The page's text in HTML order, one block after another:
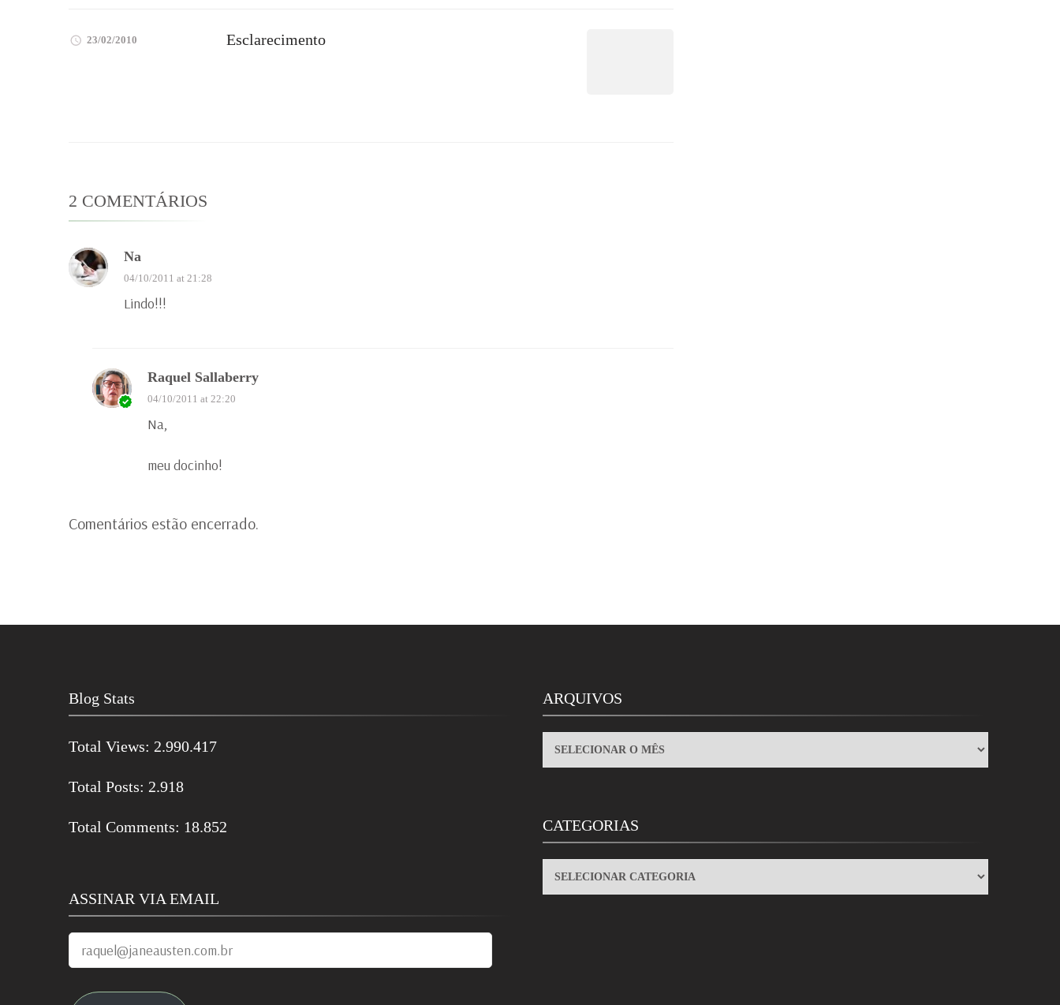
23/02/2010 Esclarecimento
2 COMENTÁRIOS
Na
04/10/2011 at 21:28
Lindo!!!
Raquel Sallaberry
04/10/2011 at 22:20
Na,
meu docinho!
Comentários estão encerrado.
Blog Stats
Total Views: 2.990.417
Total Posts: 2.918
Total Comments: 18.852
ASSINAR VIA EMAIL
raquel@janeausten.com.br
ARQUIVOS
ARQUIVOS
CATEGORIAS
CATEGORIAS